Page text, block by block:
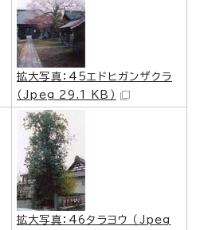
拡大写真：45エドヒガンザクラ
（Jpeg 29.1 KB）
拡大写真：46タラヨウ （Jpeg